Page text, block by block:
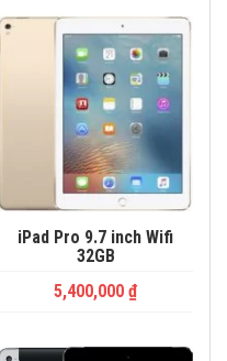
iPad Pro 9.7 inch Wifi
32GB
5,400,000 ₫